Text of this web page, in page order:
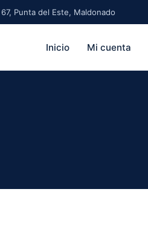
Punta del Este, Maldonado
Inicio Mi cuenta